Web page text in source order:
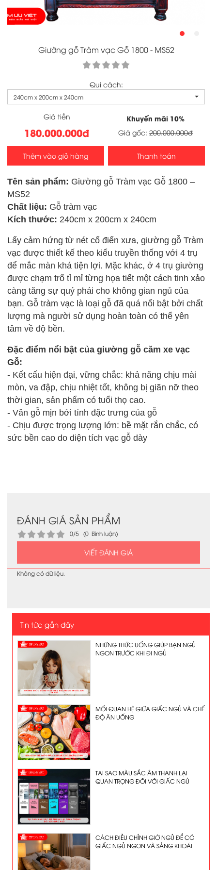
Giường gỗ Tràm vạc Gỗ 1800 - MS52
Qui cách:
240cm x 200cm x 240cm
Giá tiền
180.000.000đ
Khuyến mãi 10%
Giá gốc: 200.000.000đ
Thêm vào giỏ hàng Thanh toán
Tên sản phẩm: Giường gỗ Tràm vạc Gỗ 1800 –
MS52
Chất liệu: Gỗ tràm vạc
Kích thước: 240cm x 200cm x 240cm
Lấy cảm hứng từ nét cổ điển xưa, giường gỗ Tràm
vạc được thiết kế theo kiểu truyền thống với 4 trụ
để mắc màn khá tiện lợi. Mặc khác, ở 4 trụ giường
được chạm trổ tỉ mỉ từng họa tiết một cách tinh xảo
càng tăng sự quý phái cho không gian ngủ của
bạn. Gỗ tràm vạc là loại gỗ đã quá nổi bật bởi chất
lượng mà người sử dụng hoàn toàn có thể yên
tâm về độ bền.
Đặc điểm nổi bật của giường gỗ căm xe vạc
Gỗ:
- Kết cấu hiện đại, vững chắc: khả năng chịu mài
mòn, va đập, chịu nhiệt tốt, không bị giãn nỡ theo
thời gian, sản phẩm có tuổi thọ cao.
- Vân gỗ mịn bởi tính đặc trưng của gỗ
- Chịu được trọng lượng lớn: bề mặt rắn chắc, có
sức bền cao do diện tích vạc gỗ dày
ĐÁNH GIÁ SẢN PHẨM
0/5 (0 Bình luận)
VIẾT ĐÁNH GIÁ
Không có dữ liệu.
Tin tức gần đây
NHỮNG THỨC UỐNG GIÚP BẠN NGỦ
NGON TRƯỚC KHI ĐI NGỦ
MỐI QUAN HỆ GIỮA GIẤC NGỦ VÀ CHẾ
ĐỘ ĂN UỐNG
TẠI SAO MÀU SẮC ÂM THANH LẠI
QUAN TRỌNG ĐỐI VỚI GIẤC NGỦ
CÁCH ĐIỀU CHỈNH GIỜ NGỦ ĐỂ CÓ
GIẤC NGỦ NGON VÀ SẢNG KHOÁI